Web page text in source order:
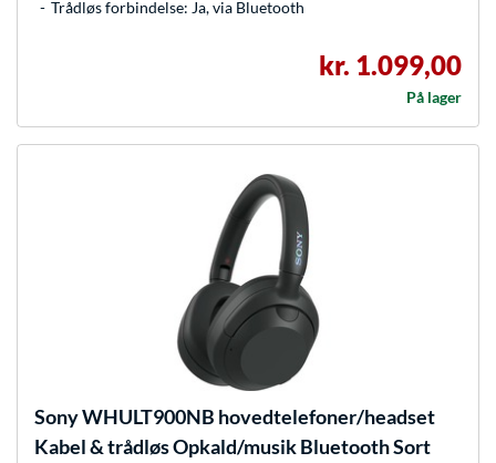
Trådløs forbindelse: Ja, via Bluetooth
kr. 1.099,00
På lager
SonyWHULT900NB hovedtelefoner/headset
Kabel & trådløs Opkald/musik Bluetooth Sort